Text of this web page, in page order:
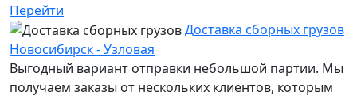
Перейти
Доставка сборных грузов
Новосибирск - Узловая
Выгодный вариант отправки небольшой партии. Мы
получаем заказы от нескольких клиентов, которым